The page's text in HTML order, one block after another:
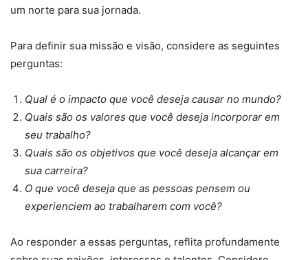
um norte para sua jornada.
Para definir sua missão e visão, considere as seguintes
perguntas:
Qual é o impacto que você deseja causar no mundo?
Quais são os valores que você deseja incorporar em
seu trabalho?
Quais são os objetivos que você deseja alcançar em
sua carreira?
O que você deseja que as pessoas pensem ou
experienciem ao trabalharem com você?
Ao responder a essas perguntas, reflita profundamente